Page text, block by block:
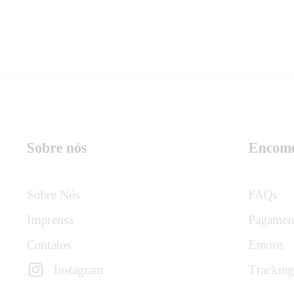
Sobre nós
Sobre Nós
Imprensa
Contatos
Instagram
FAQs
Envios
Tracking